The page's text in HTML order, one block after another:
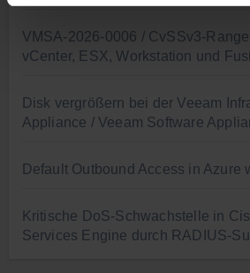
VMSA-2026-0006 / CvSSv3-
vCenter, ESX, Workstation und
Disk vergrößern bei der Veeam
Appliance / Veeam Software
Default Outbound Access in Azure
Kritische DoS-Schwachstelle in
Services Engine durch RADIUS-